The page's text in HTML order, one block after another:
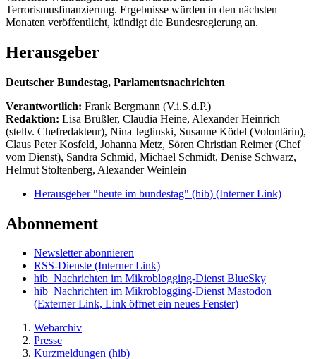
Terrorismusfinanzierung. Ergebnisse würden in den nächsten
Monaten veröffentlicht, kündigt die Bundesregierung an.
Herausgeber
Deutscher Bundestag, Parlamentsnachrichten
Verantwortlich: Frank Bergmann (V.i.S.d.P.)
Redaktion: Lisa Brüßler, Claudia Heine, Alexander Heinrich
(stellv. Chefredakteur), Nina Jeglinski, Susanne Ködel (Volontärin),
Claus Peter Kosfeld, Johanna Metz, Sören Christian Reimer (Chef
vom Dienst), Sandra Schmid, Michael Schmidt, Denise Schwarz,
Helmut Stoltenberg, Alexander Weinlein
Herausgeber "heute im bundestag" (hib) (Interner Link)
Abonnement
Newsletter abonnieren
RSS-Dienste (Interner Link)
hib_Nachrichten im Mikroblogging-Dienst BlueSky
hib_Nachrichten im Mikroblogging-Dienst Mastodon
(Externer Link, Link öffnet ein neues Fenster)
Webarchiv
Presse
Kurzmeldungen (hib)